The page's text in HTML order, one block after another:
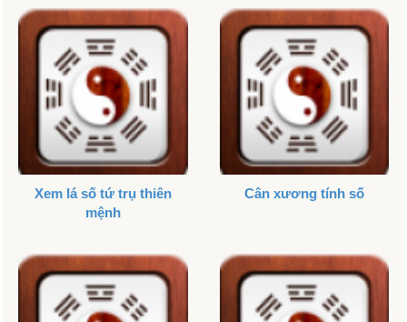
Xem lá số tứ trụ thiên
mệnh
Cân xương tính số